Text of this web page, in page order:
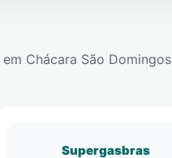
em Chácara São Domingos
Supergasbras